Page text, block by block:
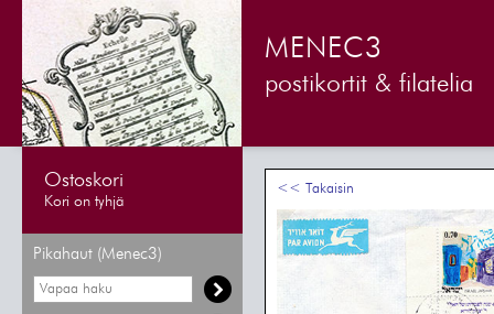
MENEC3
postikortit & filatelia
Ostoskori
Kori on tyhjä
Pikahaut (Menec3)
<< Takaisin